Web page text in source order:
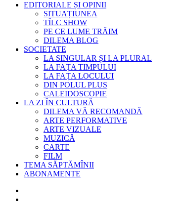
EDITORIALE ȘI OPINII
SITUAȚIUNEA
TÎLC SHOW
PE CE LUME TRĂIM
DILEMA BLOG
SOCIETATE
LA SINGULAR ȘI LA PLURAL
LA FAȚA TIMPULUI
LA FAȚA LOCULUI
DIN POLUL PLUS
CALEIDOSCOPIE
LA ZI ÎN CULTURĂ
DILEMA VĂ RECOMANDĂ
ARTE PERFORMATIVE
ARTE VIZUALE
MUZICĂ
CARTE
FILM
TEMA SĂPTĂMÎNII
ABONAMENTE